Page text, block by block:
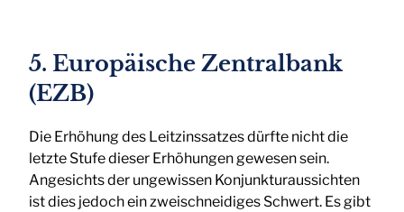
5. Europäische Zentralbank
(EZB)
Die Erhöhung des Leitzinssatzes dürfte nicht die
letzte Stufe dieser Erhöhungen gewesen sein.
Angesichts der ungewissen Konjunkturaussichten
ist dies jedoch ein zweischneidiges Schwert. Es gibt